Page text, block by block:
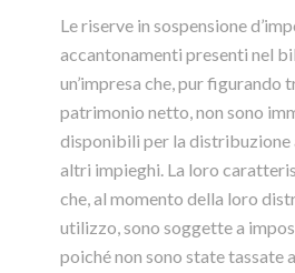
Le riserve in sospensione
accantonamenti presenti nel
un’impresa che, pur figurando
patrimonio netto, non sono
disponibili per la distribuzione
altri impieghi. La loro
che, al momento della loro
utilizzo, sono soggette a
poiché non sono state tassate